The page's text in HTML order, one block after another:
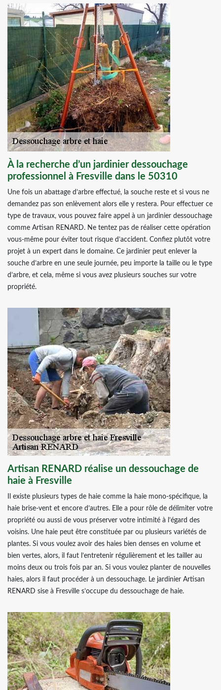
À la recherche d’un jardinier dessouchage
professionnel à Fresville dans le 50310
Une fois un abattage d’arbre effectué, la souche reste et si vous ne
demandez pas son enlèvement alors elle y restera. Pour effectuer ce
type de travaux, vous pouvez faire appel à un jardinier dessouchage
comme Artisan RENARD. Ne tentez pas de réaliser cette opération
vous-même pour éviter tout risque d’accident. Confiez plutôt votre
projet à un expert dans le domaine. Ce jardinier peut enlever la
souche d’arbre en une seule journée, peu importe la taille ou le type
d’arbre, et cela, même si vous avez plusieurs souches sur votre
propriété.
Artisan RENARD réalise un dessouchage de
haie à Fresville
Il existe plusieurs types de haie comme la haie mono-spécifique, la
haie brise-vent et encore d’autres. Elle a pour rôle de délimiter votre
propriété ou aussi de vous préserver votre intimité à l’égard des
voisins. Une haie peut être constituée par ou plusieurs variétés de
plantes. Si vous voulez avoir des haies bien denses en volume et
bien vertes, alors, il faut l’entretenir régulièrement et les tailler au
moins deux ou trois fois par an. Si vous voulez planter de nouvelles
haies, alors il faut procéder à un dessouchage. Le jardinier Artisan
RENARD sise à Fresville s’occupe du dessouchage de haie.